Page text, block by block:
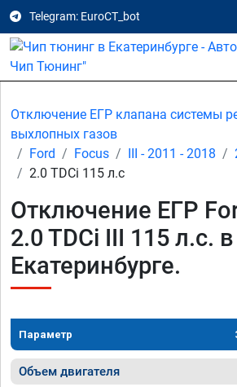
Telegram: EuroCT_bot
Отключение ЕГР клапана системы
выхлопных газов
Ford
Focus III - 2011 - 2018
2.0 TDCi 115 л.с
Отключение ЕГР
2.0 TDCi III 115 л.с. в
Екатеринбурге.
Параметр
Объем двигателя